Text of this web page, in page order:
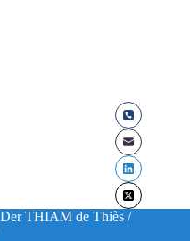
THIAM de Thiès /